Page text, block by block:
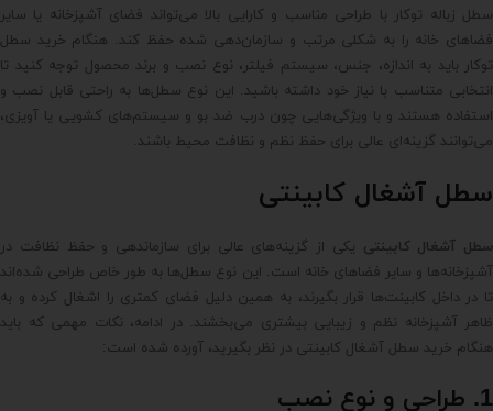
سطل زباله توکار با طراحی مناسب و کارایی بالا می‌تواند فضای آشپزخانه یا سایر
فضاهای خانه را به شکلی مرتب و سازمان‌دهی شده حفظ کند. هنگام خرید سطل
توکار باید به اندازه، جنس، سیستم فیلتر، نوع نصب و برند محصول توجه کنید تا
انتخابی متناسب با نیاز خود داشته باشید. این نوع سطل‌ها به راحتی قابل نصب و
استفاده هستند و با ویژگی‌هایی چون درب ضد بو و سیستم‌های کشویی یا آویزی،
می‌توانند گزینه‌ای عالی برای حفظ نظم و نظافت محیط باشند.
سطل آشغال کابینتی
سطل آشغال کابینتی یکی از گزینه‌های عالی برای سازماندهی و حفظ نظافت در
آشپزخانه‌ها و سایر فضاهای خانه است. این نوع سطل‌ها به طور خاص طراحی شده‌اند
تا در داخل کابینت‌ها قرار بگیرند، به همین دلیل فضای کمتری را اشغال کرده و به
ظاهر آشپزخانه نظم و زیبایی بیشتری می‌بخشند. در ادامه، نکات مهمی که باید
هنگام خرید سطل آشغال کابینتی در نظر بگیرید، آورده شده است:
1. طراحی و نوع نصب